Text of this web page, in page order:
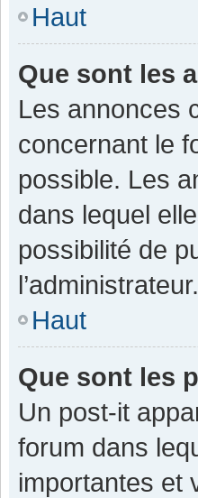
Haut
Que sont les
Les annonces
concernant le
possible. Les
dans lequel
possibilité de
l’administrateur.
Haut
Que sont les
Un post-it
forum dans
importantes et